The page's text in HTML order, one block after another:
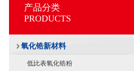
产品分类
PRODUCTS
氧化锆新材料
低比表氧化锆粉